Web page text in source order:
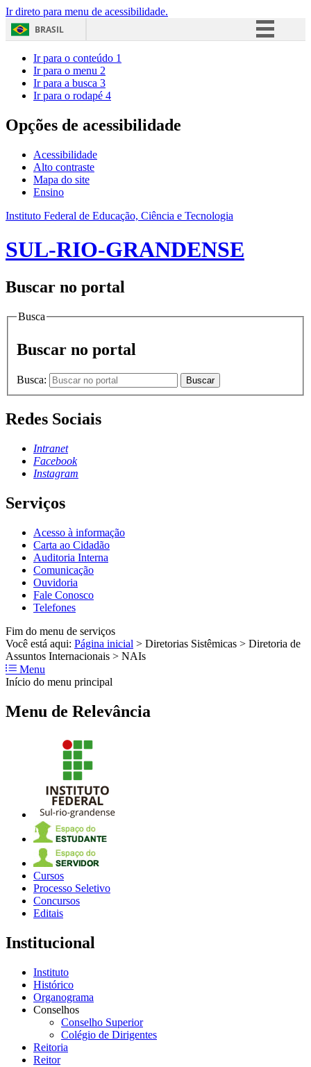
Ir direto para menu de acessibilidade.
BRASIL
Acesso à informação
Ir para o conteúdo 1
Ir para o menu 2
Ir para a busca 3
Ir para o rodapé 4
Opções de acessibilidade
Acessibilidade
Alto contraste
Mapa do site
Ensino
Instituto Federal de Educação, Ciência e Tecnologia
SUL-RIO-GRANDENSE
Buscar no portal
Busca
Buscar no portal
Busca: Buscar
Redes Sociais
Intranet
Facebook
Instagram
Serviços
Acesso à informação
Carta ao Cidadão
Auditoria Interna
Comunicação
Ouvidoria
Fale Conosco
Telefones
Fim do menu de serviços
Você está aqui: Página inicial > Diretorias Sistêmicas > Diretoria de
Assuntos Internacionais > NAIs
Menu
Início do menu principal
Menu de Relevância
Cursos
Processo Seletivo
Concursos
Editais
Institucional
Instituto
Histórico
Organograma
Conselhos
Conselho Superior
Colégio de Dirigentes
Reitoria
Reitor